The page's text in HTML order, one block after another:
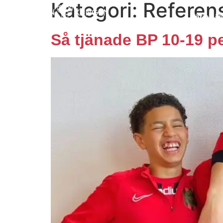
Börja
Kategori:
Så tjänade BP 10-19